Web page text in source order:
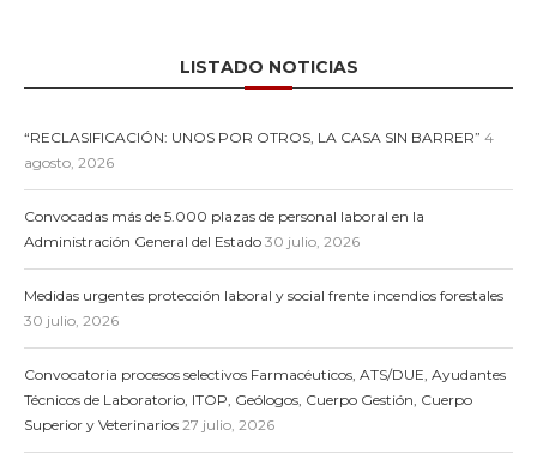
LISTADO NOTICIAS
“RECLASIFICACIÓN: UNOS POR OTROS, LA CASA SIN BARRER” 4
agosto, 2026
Convocadas más de 5.000 plazas de personal laboral en la
Administración General del Estado 30 julio, 2026
Medidas urgentes protección laboral y social frente incendios forestales
30 julio, 2026
Convocatoria procesos selectivos Farmacéuticos, ATS/DUE, Ayudantes
Técnicos de Laboratorio, ITOP, Geólogos, Cuerpo Gestión, Cuerpo
Superior y Veterinarios 27 julio, 2026